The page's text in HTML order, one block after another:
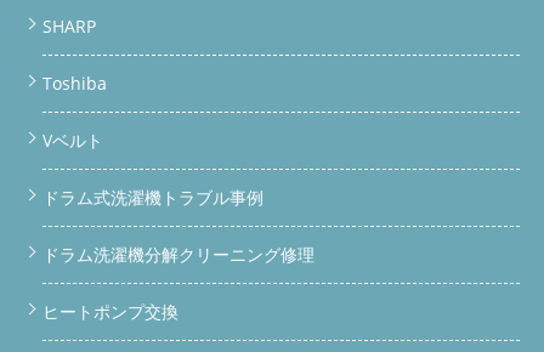
SHARP
Toshiba
Vベルト
ドラム式洗濯機トラブル事例
ドラム洗濯機分解クリーニング修理
ヒートポンプ交換